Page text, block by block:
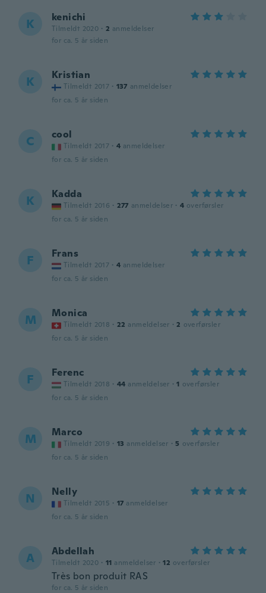
K kenichi
Tilmeldt 2020 · 2 anmeldelser
for ca. 5 år siden
K Kristian
Tilmeldt 2017 · 137 anmeldelser
for ca. 5 år siden
C cool
Tilmeldt 2017 · 4 anmeldelser
for ca. 5 år siden
K Kadda
Tilmeldt 2016 · 277 anmeldelser · 4 overførsler
for ca. 5 år siden
F Frans
Tilmeldt 2017 · 4 anmeldelser
for ca. 5 år siden
M Monica
Tilmeldt 2018 · 22 anmeldelser · 2 overførsler
for ca. 5 år siden
F Ferenc
Tilmeldt 2018 · 44 anmeldelser · 1 overførsler
for ca. 5 år siden
M Marco
Tilmeldt 2019 · 13 anmeldelser · 5 overførsler
for ca. 5 år siden
N Nelly
Tilmeldt 2015 · 17 anmeldelser
for ca. 5 år siden
A Abdellah
Tilmeldt 2020 · 11 anmeldelser · 12 overførsler
Très bon produit RAS
for ca. 5 år siden